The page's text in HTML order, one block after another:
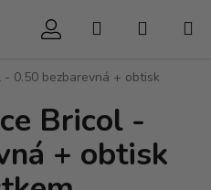
Hledat
0.50 bezbarevná + obtisk
Bricol -
+ obtisk